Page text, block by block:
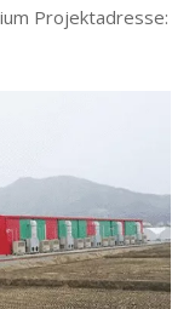
Projektadresse: